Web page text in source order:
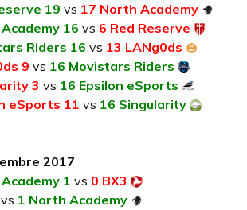
19 vs 17 North Academy
16 vs 6 Red Reserve
Riders 16 vs 13 LANg0ds
9 vs 16 Movistars Riders
3 vs 16 Epsilon eSports
eSports 11 vs 16 Singularity
2017
1 vs 0 BX3
vs 1 North Academy